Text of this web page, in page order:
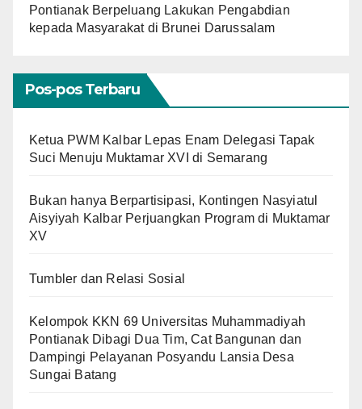
Pontianak Berpeluang Lakukan Pengabdian
kepada Masyarakat di Brunei Darussalam
Pos-pos Terbaru
Ketua PWM Kalbar Lepas Enam Delegasi Tapak
Suci Menuju Muktamar XVI di Semarang
Bukan hanya Berpartisipasi, Kontingen Nasyiatul
Aisyiyah Kalbar Perjuangkan Program di Muktamar
XV
Tumbler dan Relasi Sosial
Kelompok KKN 69 Universitas Muhammadiyah
Pontianak Dibagi Dua Tim, Cat Bangunan dan
Dampingi Pelayanan Posyandu Lansia Desa
Sungai Batang